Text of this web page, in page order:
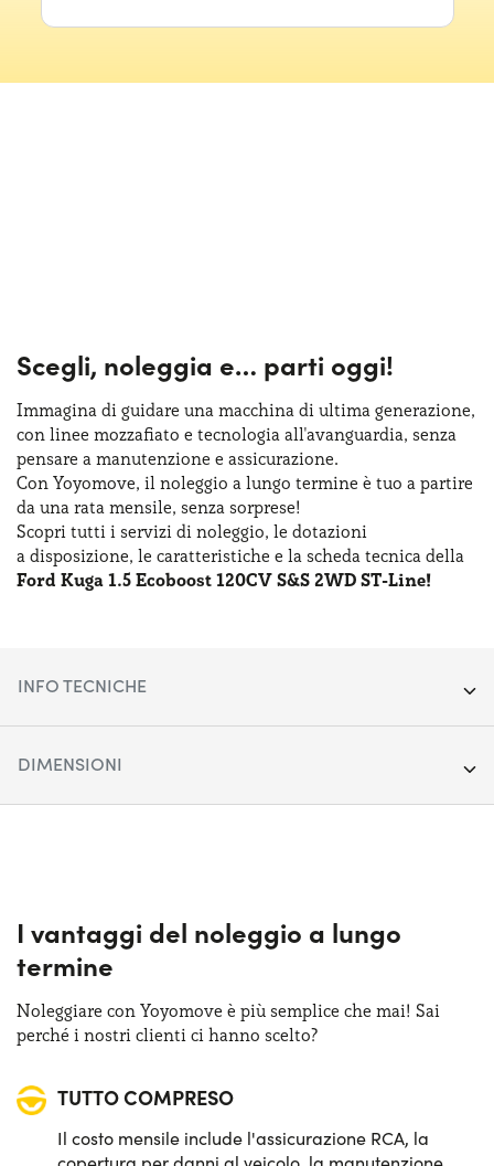
Scegli, noleggia e… parti oggi!
Immagina di guidare una macchina di ultima generazione,
con linee mozzafiato e tecnologia all'avanguardia, senza
pensare a manutenzione e assicurazione.
Con Yoyomove, il noleggio a lungo termine è tuo a partire
da una rata mensile, senza sorprese!
Scopri tutti i servizi di noleggio, le dotazioni
a disposizione, le caratteristiche e la scheda tecnica della
Ford Kuga 1.5 Ecoboost 120CV S&S 2WD ST-Line!
INFO TECNICHE
Alimentazione:Benzina
Cambio: Manuale
Posti auto:5
Potenza:120 CV
DIMENSIONI
Altezza: 170 cm
Bagagliaio (max):
Bagagliaio (min): 456 lt
I vantaggi del noleggio a lungo
termine
Noleggiare con Yoyomove è più semplice che mai! Sai
perché i nostri clienti ci hanno scelto?
TUTTO COMPRESO
Il costo mensile include l'assicurazione RCA, la